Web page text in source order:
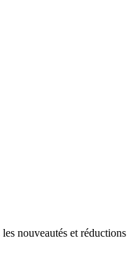
nouveautés et réductions